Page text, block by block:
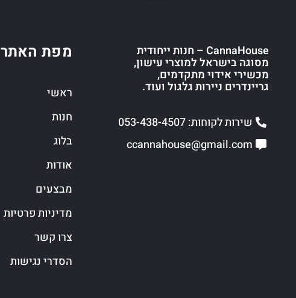
CannaHouse – חנות ייחודית
מסוגה בישראל למוצרי עישון,
מכשירי אידוי מתקדמים,
גריינדרים ניירות גלגול ועוד.
שירות לקוחות: 053-438-4507
ccannahouse@gmail.com
מפת האתר
ראשי
חנות
בלוג
אודות
מבצעים
מדיניות פרטיות
צרו קשר
הסדרי נגישות